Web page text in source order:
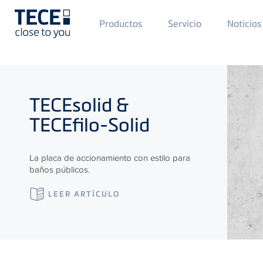
Main
Menü
Productos Servicio Noticias
TECEsolid &
TECEfilo-Solid
La placa de accionamiento con estilo para
baños públicos.
LEER ARTÍCULO